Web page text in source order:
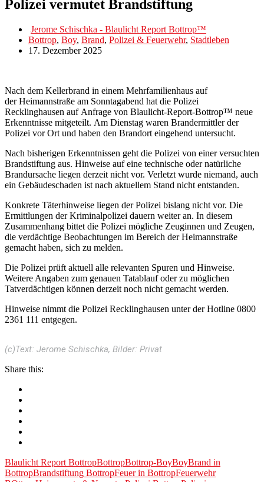
Polizei vermutet Brandstiftung
Jerome Schischka - Blaulicht Report Bottrop™
Bottrop, Boy, Brand, Polizei & Feuerwehr, Stadtleben
17. Dezember 2025
Nach dem Kellerbrand in einem Mehrfamilienhaus auf
der Heimannstraße am Sonntagabend hat die Polizei
Recklinghausen auf Anfrage von Blaulicht-Report-Bottrop™ neue
Erkenntnisse mitgeteilt. Am Dienstag waren Brandermittler der
Polizei vor Ort und haben den Brandort eingehend untersucht.
Nach bisherigen Erkenntnissen geht die Polizei von einer versuchten
Brandstiftung aus. Hinweise auf eine technische oder natürliche
Brandursache liegen derzeit nicht vor. Verletzt wurde niemand, auch
ein Gebäudeschaden ist nach aktuellem Stand nicht entstanden.
Konkrete Täterhinweise liegen der Polizei bislang nicht vor. Die
Ermittlungen der Kriminalpolizei dauern weiter an. In diesem
Zusammenhang bittet die Polizei mögliche Zeuginnen und Zeugen,
die verdächtige Beobachtungen im Bereich der Heimannstraße
gemacht haben, sich zu melden.
Die Polizei prüft aktuell alle relevanten Spuren und Hinweise.
Weitere Angaben zum genauen Tatablauf oder zu möglichen
Tatverdächtigen können derzeit noch nicht gemacht werden.
Hinweise nimmt die Polizei Recklinghausen unter der Hotline 0800
2361 111 entgegen.
(c)Text: Jerome Schischka, Bilder: Privat
Share this:
Blaulicht Report BottropBottropBottrop-BoyBoyBrand in
BottropBrandstiftung BottropFeuer in BottropFeuerwehr